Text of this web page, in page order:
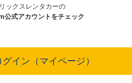
ックスレンタカーの
公式アカウントをチェック
グイン（マイページ）